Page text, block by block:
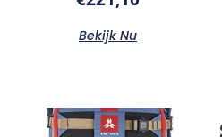
Bekijk Nu